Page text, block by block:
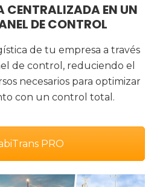
CENTRALIZADA EN UN
DE CONTROL
de tu empresa a través
de control, reduciendo el
necesarios para optimizar
con un control total.
PRO